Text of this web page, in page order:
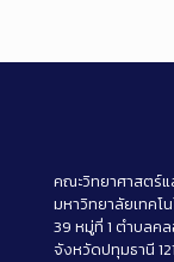
คณะวิทยาศาสตร์แ
มหาวิทยาลัยเทค
39 หมู่ที่ 1 ตำบลค
จังหวัดปทุมธานี